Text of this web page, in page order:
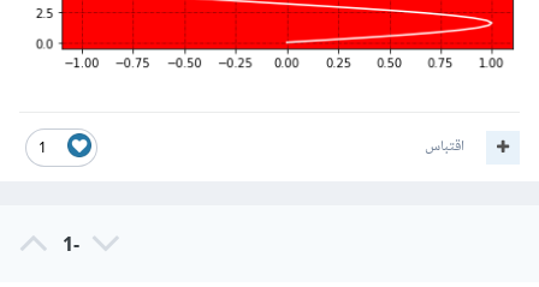
1 اقتباس
-1